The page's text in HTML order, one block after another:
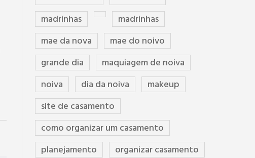
madrinhas
madrinhas
mae da nova
mae do noivo
grande dia
maquiagem de noiva
noiva
dia da noiva
makeup
site de casamento
como organizar um casamento
planejamento
organizar casamento